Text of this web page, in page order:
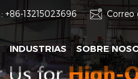
+86-13215023696 Correo
INDUSTRIAS SOBRE